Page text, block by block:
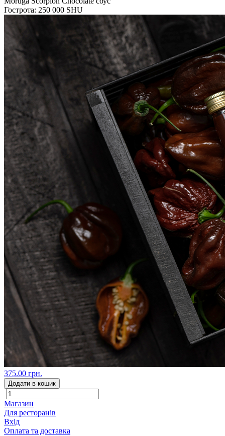
Гострота: 250 000 SHU
375.00 грн.
Додати в кошик
Магазин
Для ресторанів
Вхід
Оплата та доставка